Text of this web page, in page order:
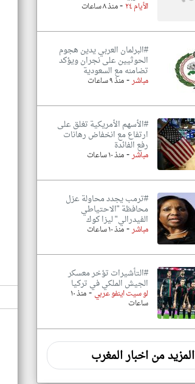
الأيام ٢٤ -منذ ٨ ساعات
#البرلمان العربي يدين هجوم
الحوثيين على نجران ويؤكد
تضامنه مع السعودية
مباشر-منذ ٩ ساعات
#الأسهم الأمريكية تغلق على
ارتفاع مع انخفاض رهانات
رفع الفائدة
مباشر-منذ ١٠ ساعات
#ترمب يجدد محاولة عزل
محافظة "الاحتياطي
الفيدرالي" ليزا كوك
مباشر-منذ ١٠ ساعات
#التأشيرات تؤخر معسكر
الجيش الملكي في تركيا
لو سيت اينفو عربي- منذ ١٠
ساعات
المزيد من اخبار المغرب